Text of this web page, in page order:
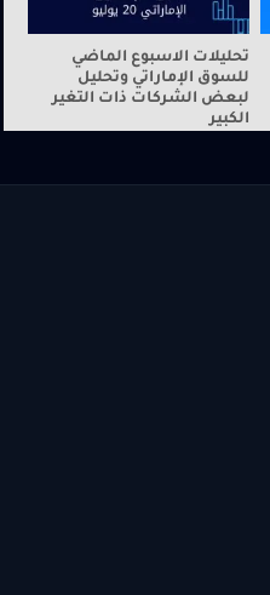
تحليلات الاسبوع الماضي
للسوق الإماراتي وتحليل
لبعض الشركات ذات التغير
الكبير